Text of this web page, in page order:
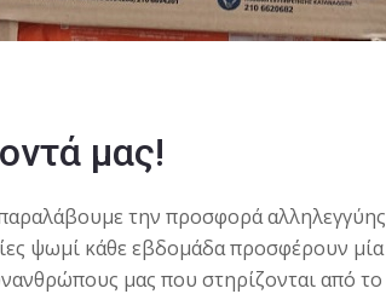
μας!
την προσφορά αλληλεγγύης
ψωμί κάθε εβδομάδα προσφέρουν μία
μας που στηρίζονται από το